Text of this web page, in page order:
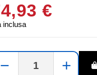
€
inclusa
− +